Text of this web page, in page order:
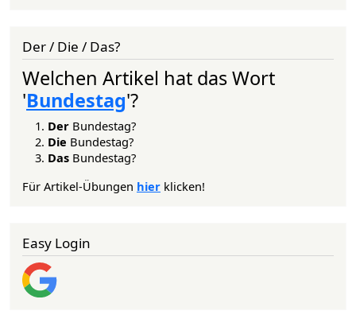
Der / Die / Das?
Welchen Artikel hat das Wort
'Bundestag'?
Der Bundestag?
Die Bundestag?
Das Bundestag?
Für Artikel-Übungen hier klicken!
Easy Login